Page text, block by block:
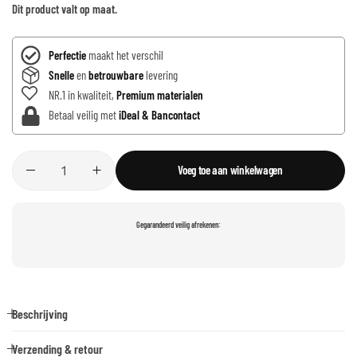
Dit product valt op maat.
Perfectie maakt het verschil
Snelleenbetrouwbarelevering
NR.1 in kwaliteit, Premium materialen
Betaal veilig metiDeal & Bancontact
Voeg toe aan winkelwagen
Gegarandeerd veilig afrekenen:
Beschrijving
Verzending & retour